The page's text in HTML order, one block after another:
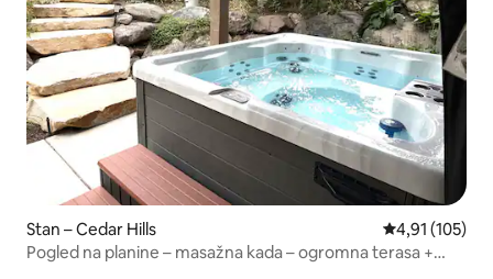
Stan – Cedar Hills Prosječna
4,91 (105)
Pogled na planine – masažna kada – ogromna terasa +